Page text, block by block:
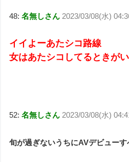
48:名無しさん 2023/03/08(水)
イイよーあたシコ路線
女はあたシコしてるときが
52:名無しさん 2023/03/08(水)
旬が過ぎないうちにAVデビューす